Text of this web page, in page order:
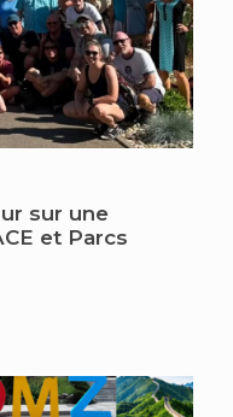
sur une
et Parcs